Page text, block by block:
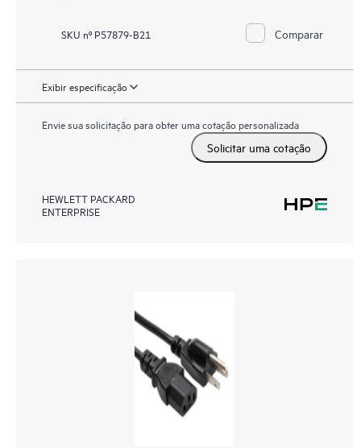
SKU nº P57879-B21 Comparar
Exibir especificação
Envie sua solicitação para obter uma cotação personalizada
Solicitar uma cotação
HEWLETT PACKARD
ENTERPRISE